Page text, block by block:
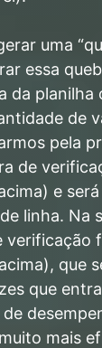
uma
essa
da planilha
de
pela
de
e
linha. Na
verificação
acima), que
que
mais